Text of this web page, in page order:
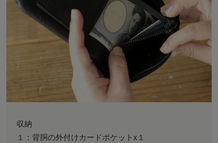
収納
１：背胴の外付けカードポケットx１